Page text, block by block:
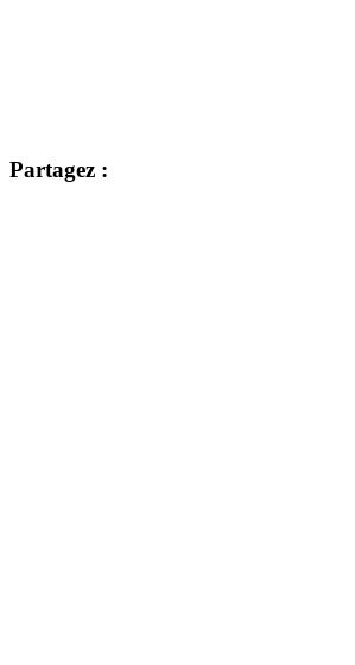
Partagez :